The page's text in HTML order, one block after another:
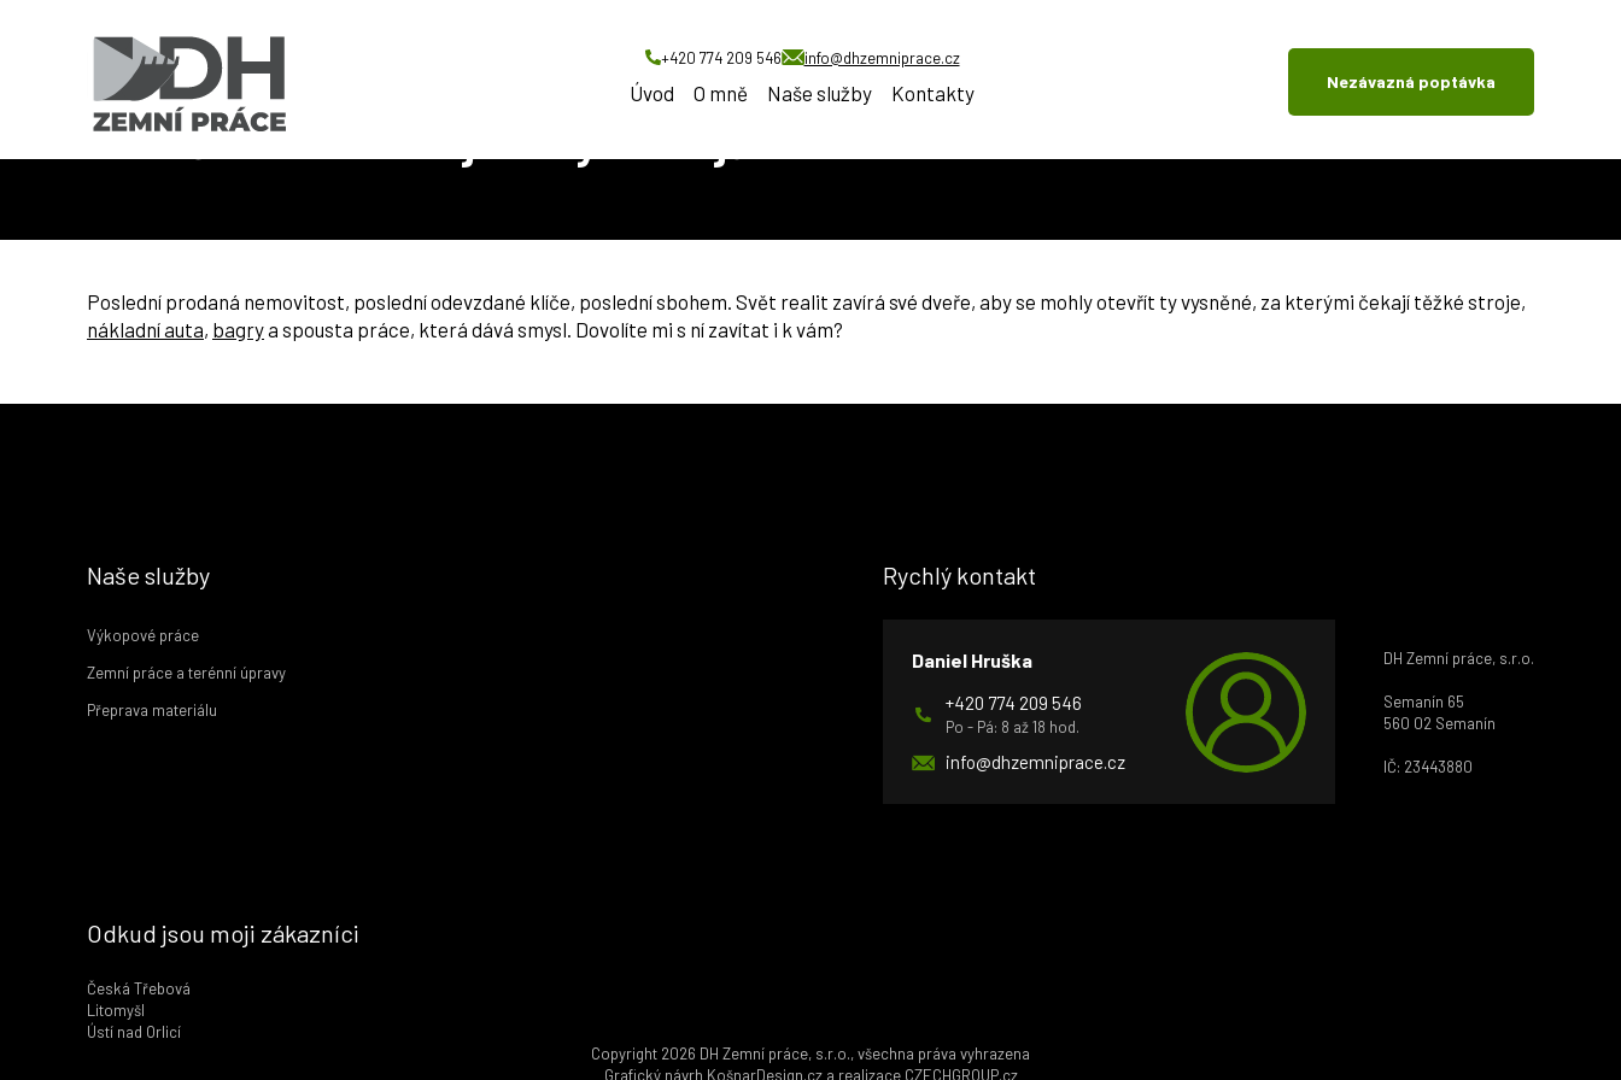
+420 774 209 546 info@dhzemniprace.cz
Úvod O mně Naše služby Kontakty Nezávazná poptávka
Úvod O mně
Ze světa realit do ráje hlíny a strojů
Poslední prodaná nemovitost, poslední odevzdané klíče, poslední sbohem. Svět realit zavírá své dveře, aby se mohly otevřít ty vysněné, za kterými čekají těžké stroje,
nákladní auta, bagrya spousta práce, která dává smysl. Dovolíte mi s ní zavítat i k vám?
Naše služby
Výkopové práce
Zemní práce a terénní úpravy
Přeprava materiálu
Rychlý kontakt
Daniel Hruška
+420 774 209 546
Po - Pá: 8 až 18 hod.
info@dhzemniprace.cz
DH Zemní práce, s.r.o.
Semanín 65
560 02 Semanín
IČ: 23443880
Odkud jsou moji zákazníci
Česká Třebová
Litomyšl
Ústí nad Orlicí
Copyright 2026 DH Zemní práce, s.r.o., všechna práva vyhrazena
Grafický návrh KošnarDesign.cza realizace CZECHGROUP.cz